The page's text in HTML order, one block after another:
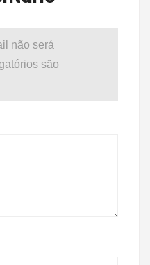
não será
são